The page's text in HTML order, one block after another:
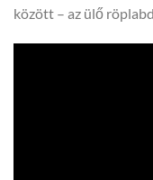
között – az ülő